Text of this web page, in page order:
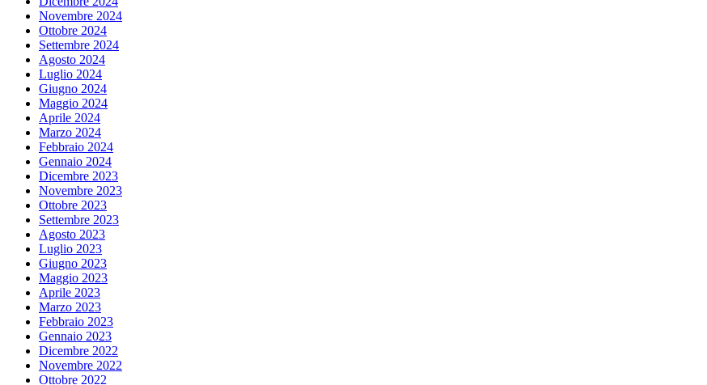
Novembre 2024
Ottobre 2024
Settembre 2024
Agosto 2024
Luglio 2024
Giugno 2024
Maggio 2024
Aprile 2024
Marzo 2024
Febbraio 2024
Gennaio 2024
Dicembre 2023
Novembre 2023
Ottobre 2023
Settembre 2023
Agosto 2023
Luglio 2023
Giugno 2023
Maggio 2023
Aprile 2023
Marzo 2023
Febbraio 2023
Gennaio 2023
Dicembre 2022
Novembre 2022
Ottobre 2022